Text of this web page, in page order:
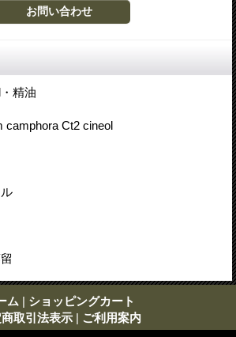
精油
camphora Ct2 cineol
留
ム | ショッピングカート
取引法表示 | ご利用案内